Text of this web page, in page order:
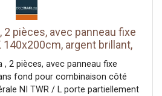
2 pièces, avec panneau fixe
140x200cm, argent brillant,
trempé clair, à droite, sur
de douche
, 2 pièces, avec panneau fixe
fond pour combinaison côté
NI TWR / L porte partiellement